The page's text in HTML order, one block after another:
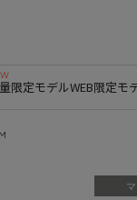
限定モデルWEB限定モ